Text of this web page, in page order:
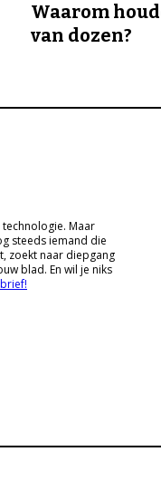
Waarom
van dozen?
Maar
steeds iemand die
zoekt naar diepgang
blad. En wil je niks